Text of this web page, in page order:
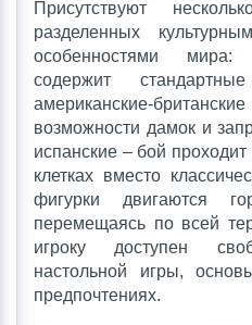
Присутствуют
разделенных
особенностями
содержит
американские-
возможности дамок и
испанские – бой
клетках вместо
фигурки двигаются
перемещаясь по всей
игроку доступен
настольной игры,
предпочтениях.